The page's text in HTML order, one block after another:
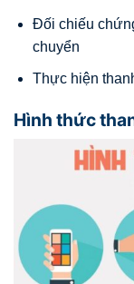
Đối chiếu
chuyển
Thực hiện
Hình thức